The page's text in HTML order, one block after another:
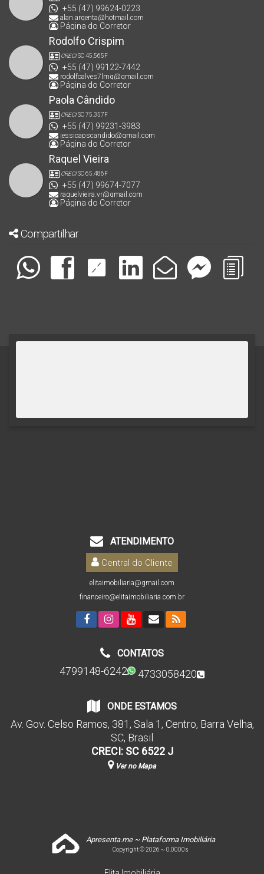
+55 (47) 99624-0223
alan.argenta@hotmail.com
Página do Corretor
Rodolfo Crispim
CRECISC 45.565F
+55 (47) 99122-7442
rodolfoalves7lmg@gmail.com
Página do Corretor
Paola Cândido
CRECISC 75.357F
+55 (47) 99231-3983
jessicapscandido@gmail.com
Página do Corretor
Raquel Vieira
CRECISC 65.486F
+55 (47) 99674-7077
raquelvieira.vr@gmail.com
Página do Corretor
Compartilhar
ATENDIMENTO
Central do Cliente
elitaimobiliaria@gmail.com
financeiro@elitaimobiliaria.com.br
CONTATOS
4799148-6242 4733058420
ONDE ESTAMOS
Av. Gov. Celso Ramos, 381 , Sala 1 , Centro, Barra Velha,
SC, Brasil
CRECI: SC 6522 J
Ver no Mapa
Apresenta.me ~ Plataforma Imobiliária
Copyright © 2026 ~ 0.0000s